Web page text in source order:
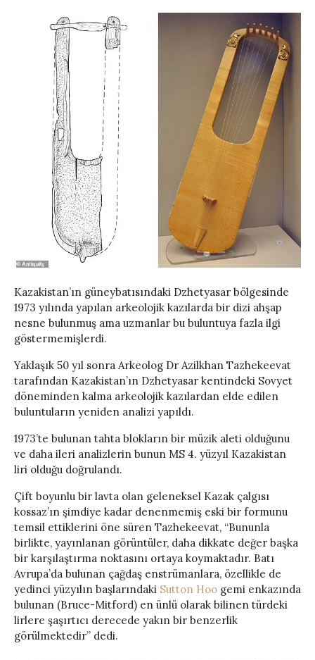
Kazakistan’ın güneybatısındaki Dzhetyasar bölgesinde
1973 yılında yapılan arkeolojik kazılarda bir dizi ahşap
nesne bulunmuş ama uzmanlar bu buluntuya fazla ilgi
göstermemişlerdi.
Yaklaşık 50 yıl sonra Arkeolog Dr Azilkhan Tazhekeevat
tarafından Kazakistan’ın Dzhetyasar kentindeki Sovyet
döneminden kalma arkeolojik kazılardan elde edilen
buluntuların yeniden analizi yapıldı.
1973’te bulunan tahta blokların bir müzik aleti olduğunu
ve daha ileri analizlerin bunun MS 4. yüzyıl Kazakistan
liri olduğu doğrulandı.
Çift boyunlu bir lavta olan geleneksel Kazak çalgısı
kossaz’ın şimdiye kadar denenmemiş eski bir formunu
temsil ettiklerini öne süren Tazhekeevat, “Bununla
birlikte, yayınlanan görüntüler, daha dikkate değer başka
bir karşılaştırma noktasını ortaya koymaktadır. Batı
Avrupa’da bulunan çağdaş enstrümanlara, özellikle de
yedinci yüzyılın başlarındaki Sutton Hoo gemi enkazında
bulunan (Bruce-Mitford) en ünlü olarak bilinen türdeki
lirlere şaşırtıcı derecede yakın bir benzerlik
görülmektedir” dedi.